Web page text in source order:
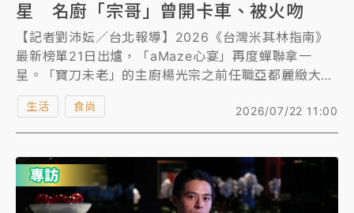
星 名廚「宗哥」曾開卡車、被火吻
【記者劉沛妘／台北報導】2026《台灣米其林指南》
最新榜單21日出爐，「aMaze心宴」再度蟬聯拿一
星。「寶刀未老」的主廚楊光宗之前任職亞都麗緻大飯
店天香樓27年，不僅退休後再復出，「aMaze心宴」
僅開幕1年，在2025《台灣米其林指南》頒獎典禮一次
拿走米其林一星、年度開業大獎。宗哥接受《知新聞》
卡車、工廠他都做過「哪裡有錢就去哪裡賺」，直到32
歲那年，發現「料理」才是他的最愛。
2026/07/22 11:00
生活 食尚